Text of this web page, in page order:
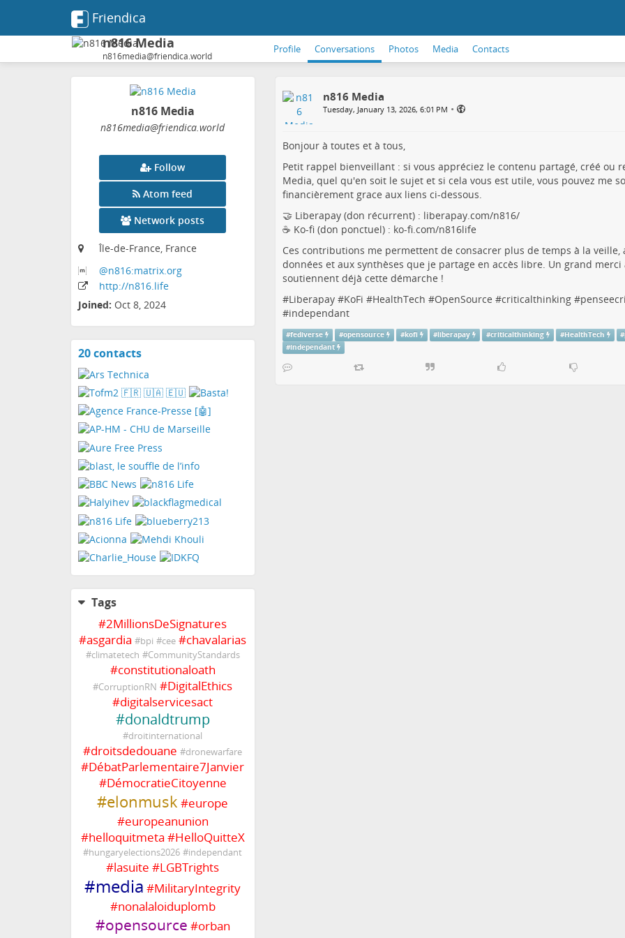
Friendica
n816 Media
n816media@friendica.world
Profile Conversations Photos Media Contacts
n816 Media
n816media@friendica.world
Follow
Atom feed
Network posts
Île-de-France, France
@n816:matrix.org
http://n816.life
Joined: Oct 8, 2024
20 contactsView
Tags
#2MillionsDeSignatures
#asgardia #bpi #cee #chavalarias
#climatetech #CommunityStandards
#constitutionaloath
#CorruptionRN #DigitalEthics
#digitalservicesact
#donaldtrump
#droitinternational
#droitsdedouane #dronewarfare
#DébatParlementaire7Janvier
#DémocratieCitoyenne
#elonmusk #europe
#europeanunion
#helloquitmeta #HelloQuitteX
#hungaryelections2026 #independant
#lasuite #LGBTrights
#media #MilitaryIntegrity
#nonalaloiduplomb
#opensource #orban
n816 Media
Tuesday, January 13, 2026, 6:01 PM •
Bonjour à toutes et à tous,
Petit rappel bienveillant : si vous appréciez le contenu partagé, créé ou
Media, quel qu'en soit le sujet et si cela vous est utile, vous pouvez me
financièrement grace aux liens ci-dessous.
🤝 Liberapay (don récurrent) : liberapay.com/n816/
☕ Ko-fi (don ponctuel) : ko-fi.com/n816life
Ces contributions me permettent de consacrer plus de temps à la veille,
données et aux synthèses que je partage en accès libre. Un grand merci
soutiennent déjà cette démarche !
#Liberapay#KoFi #HealthTech #OpenSource #criticalthinking#
#independant
#fediverse #opensource #kofi #liberapay #criticalthinking #HealthTech #
#independant